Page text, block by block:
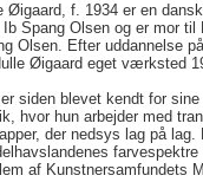
Øigaard, f. 1934 er en
Ib Spang Olsen og er mor til
Olsen. Efter uddannelse
Øigaard eget værksted
er siden blevet kendt for
hvor hun arbejder med
der nedsys lag på lag.
af Kunstnersamfundets